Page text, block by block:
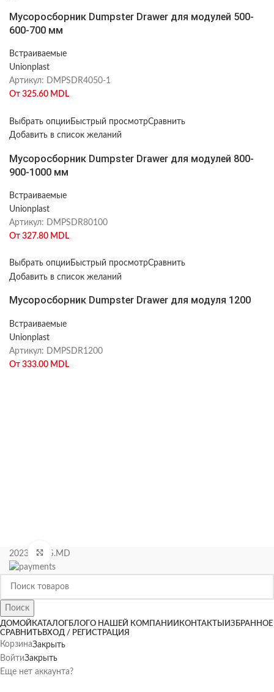
Нажмите, чтобы увеличить
Мусоросборник Dumpster Drawer для модулей 500-
600-700 мм
Встраиваемые
Unionplast
Артикул: DMPSDR4050-1
От 325.60 MDL
Выбрать опции Быстрый просмотрСравнить
Добавить в список желаний
Мусоросборник Dumpster Drawer для модулей 800-
900-1000 мм
Встраиваемые
Unionplast
Артикул: DMPSDR80100
От 327.80 MDL
Выбрать опции Быстрый просмотрСравнить
Добавить в список желаний
Мусоросборник Dumpster Drawer для модуля 1200
Встраиваемые
Unionplast
Артикул:
DMPSDR1200
От 333.00 MDL
2023 KIPAS.MD
Поиск
ДОМОЙ КАТАЛОГ БЛОГ О НАШЕЙ КОМПАНИИ КОНТАКТЫ ИЗБРАННОЕ
СРАВНИТЬВХОД / РЕГИСТРАЦИЯ
КорзинаЗакрыть
ВойтиЗакрыть
Еще нет аккаунта?